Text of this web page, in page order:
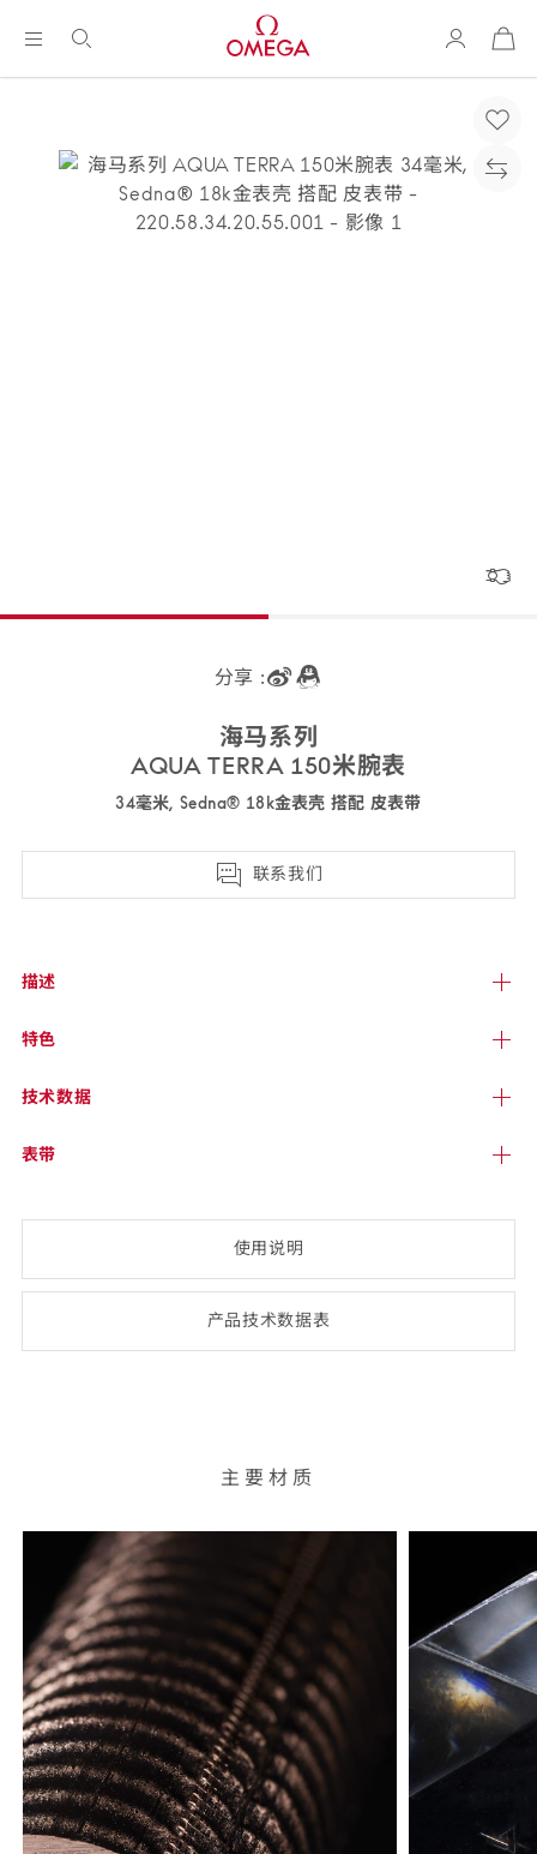
购
袋
分享 :
海马系列
AQUA TERRA 150米腕表
34毫米, Sedna® 18k金表壳 搭配 皮表带
联系我们
描述
特色
技术数据
表带
使用说明
产品技术数据表
(opens
PDF-
主要材质